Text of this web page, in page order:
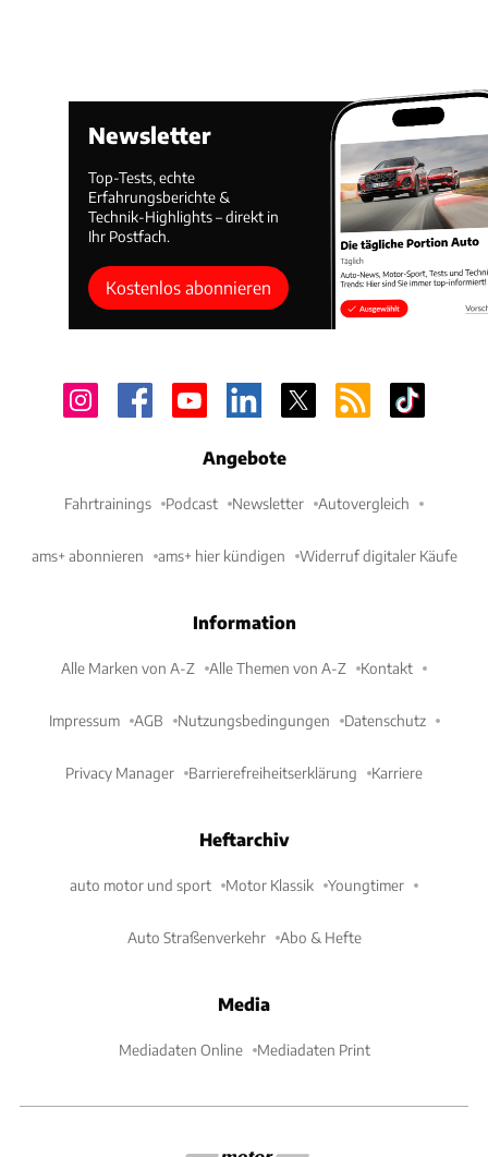
Newsletter
Top-Tests, echte
Erfahrungsberichte &
Technik-Highlights – direkt in
Ihr Postfach.
Kostenlos abonnieren
Angebote
Fahrtrainings Podcast Newsletter Autovergleich
ams+ abonnieren ams+ hier kündigen Widerruf digitaler Käufe
Information
Alle Marken von A-Z Alle Themen von A-Z Kontakt
Impressum AGB Nutzungsbedingungen Datenschutz
Privacy Manager Barrierefreiheitserklärung Karriere
Heftarchiv
auto motor und sport Motor Klassik Youngtimer
Auto Straßenverkehr Abo & Hefte
Media
Mediadaten Online Mediadaten Print